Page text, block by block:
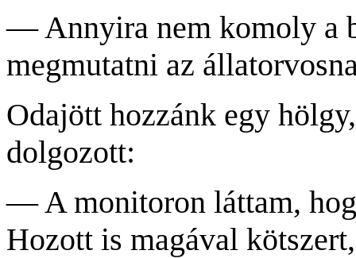
— Annyira nem komoly a
megmutatni az
Odajött hozzánk egy
dolgozott:
— A monitoron láttam,
Hozott is magával